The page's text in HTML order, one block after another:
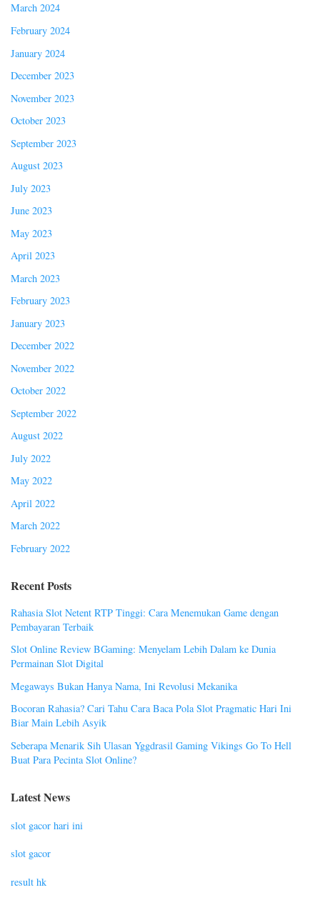
March 2024
February 2024
January 2024
December 2023
November 2023
October 2023
September 2023
August 2023
July 2023
June 2023
May 2023
April 2023
March 2023
February 2023
January 2023
December 2022
November 2022
October 2022
September 2022
August 2022
July 2022
May 2022
April 2022
March 2022
February 2022
Recent Posts
Rahasia Slot Netent RTP Tinggi: Cara Menemukan Game dengan
Pembayaran Terbaik
Slot Online Review BGaming: Menyelam Lebih Dalam ke Dunia
Permainan Slot Digital
Megaways Bukan Hanya Nama, Ini Revolusi Mekanika
Bocoran Rahasia? Cari Tahu Cara Baca Pola Slot Pragmatic Hari Ini
Biar Main Lebih Asyik
Seberapa Menarik Sih Ulasan Yggdrasil Gaming Vikings Go To Hell
Buat Para Pecinta Slot Online?
Latest News
slot gacor hari ini
slot gacor
result hk